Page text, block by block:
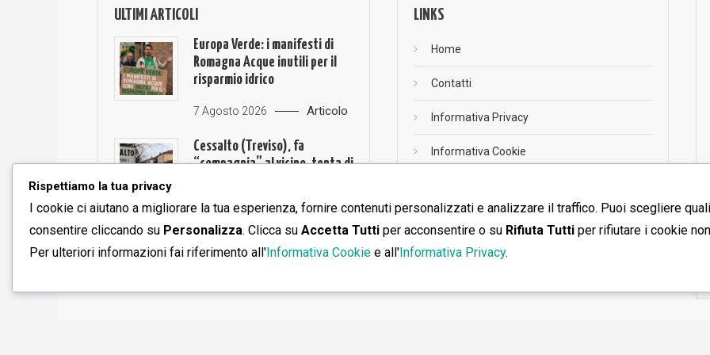
ULTIMI ARTICOLI
Europa Verde: i manifesti di
Romagna Acque inutili per il
risparmio idrico
7 Agosto 2026 Articolo
Cessalto (Treviso), fa
“compagnia” al vicino, tenta di
3 Agosto 2026 Articolo
LINKS
Home
Contatti
Informativa Privacy
Informativa Cookie
RSS
Rispettiamo la tua privacy
I cookie ci aiutano a migliorare la tua esperienza, fornire contenuti personalizzati e analizzare il traffico. Puoi scegliere
consentire cliccando su Personalizza. Clicca su Accetta Tutti per acconsentire o su Rifiuta Tutti per rifiutare i cookie
Per ulteriori informazioni fai riferimento all'Informativa Cookie e all'Informativa Privacy.